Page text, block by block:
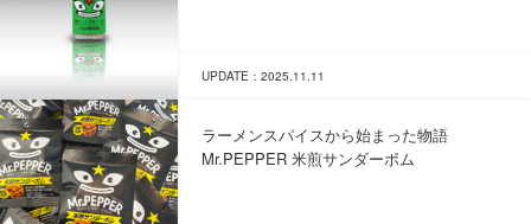
UPDATE：2025.11.11
ラーメンスパイスから始まった物語
Mr.PEPPER 米煎サンダーボム